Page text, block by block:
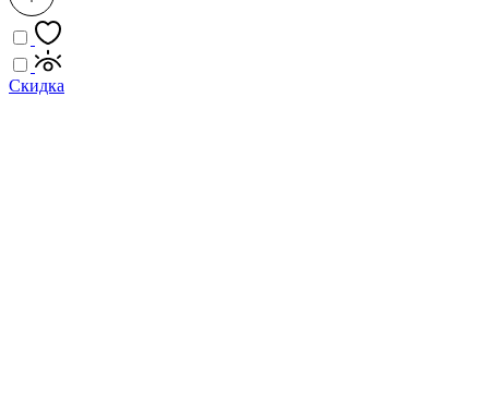
Скидка